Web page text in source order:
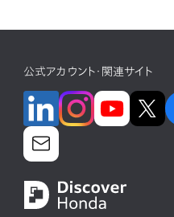
公式アカウント・関連サイト